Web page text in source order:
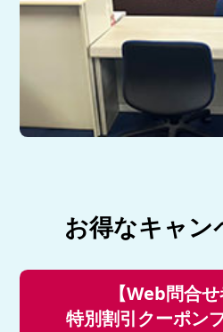
お得なキャン
【Web問合せ
特別割引クーポン